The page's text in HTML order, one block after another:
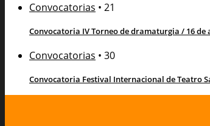
Convocatorias • 21
Convocatoria IV Torneo de dramaturgia / 16 de
Convocatorias • 30
Convocatoria Festival Internacional de Teatro